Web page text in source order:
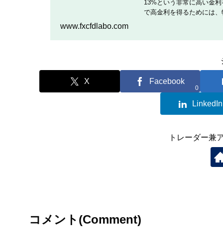
13%という非常に高い金
で高金利を得るためには
を行いたい人は、この記
www.fxcfdlabo.com
X Facebook
0
LinkedIn
トレーダー兼
コメント(Comment)